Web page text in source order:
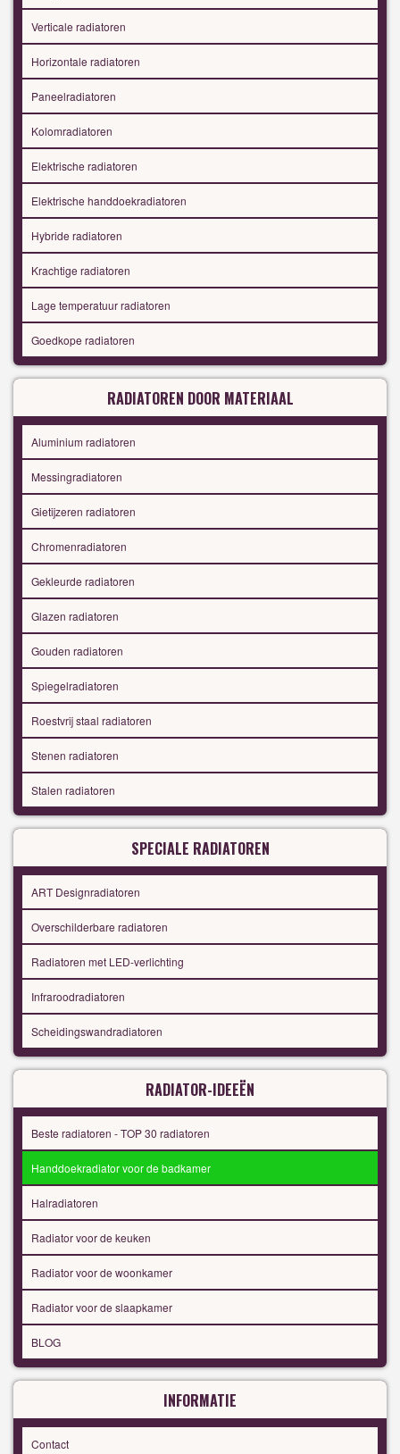
Verticale radiatoren
Horizontale radiatoren
Paneelradiatoren
Kolomradiatoren
Elektrische radiatoren
Elektrische handdoekradiatoren
Hybride radiatoren
Krachtige radiatoren
Lage temperatuur radiatoren
Goedkope radiatoren
RADIATOREN DOOR MATERIAAL
Aluminium radiatoren
Messingradiatoren
Gietijzeren radiatoren
Chromenradiatoren
Gekleurde radiatoren
Glazen radiatoren
Gouden radiatoren
Spiegelradiatoren
Roestvrij staal radiatoren
Stenen radiatoren
Stalen radiatoren
SPECIALE RADIATOREN
ART Designradiatoren
Overschilderbare radiatoren
Radiatoren met LED-verlichting
Infraroodradiatoren
Scheidingswandradiatoren
RADIATOR-IDEEËN
Beste radiatoren - TOP 30 radiatoren
Handdoekradiator voor de badkamer
Halradiatoren
Radiator voor de keuken
Radiator voor de woonkamer
Radiator voor de slaapkamer
BLOG
INFORMATIE
Contact